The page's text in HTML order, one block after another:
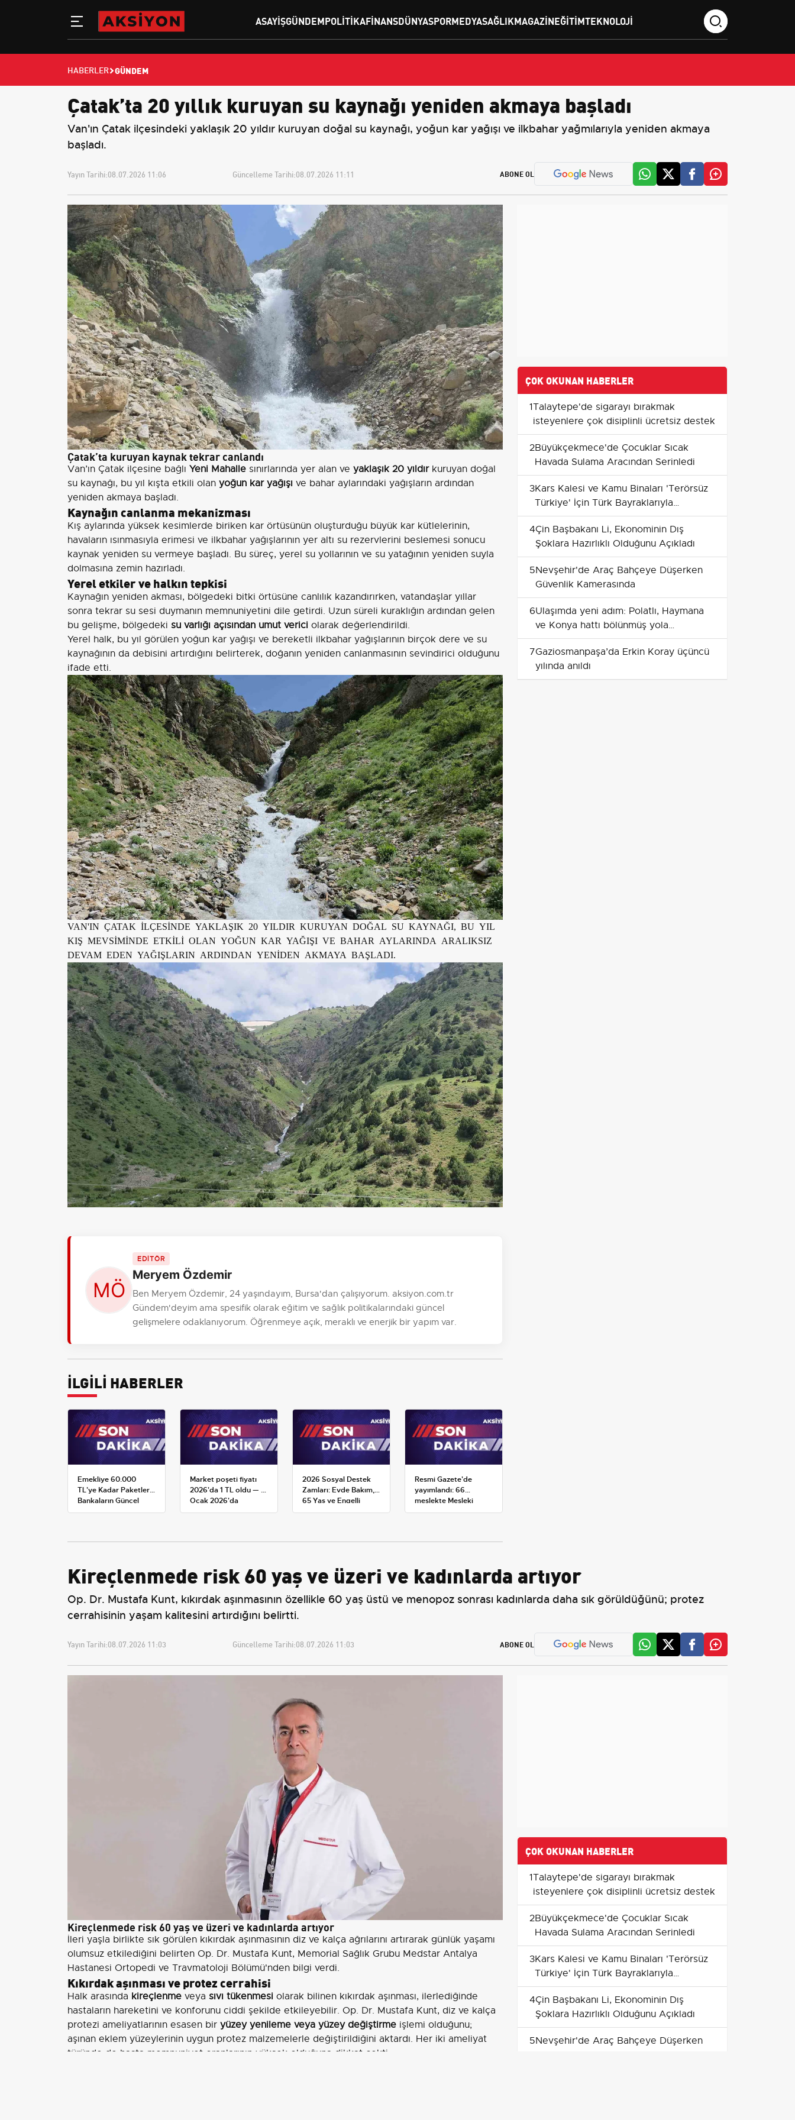
ASAYIŞGÜNDEMPOLITIKAFINANSDÜNYASPORMEDYASAĞLIKMAGAZINEĞITIMTEKNOLOJI
HABERLER GÜNDEM
Çatak’ta 20 yıllık kuruyan su kaynağı yeniden akmaya başladı
Van'ın Çatak ilçesindeki yaklaşık 20 yıldır kuruyan doğal su kaynağı, yoğun kar yağışı ve ilkbahar yağmılarıyla yeniden akmaya
başladı.
Yayın Tarihi:08.07.2026 11:06 Güncelleme Tarihi:08.07.2026 11:11 ABONE OL
Çatak’ta kuruyan kaynak tekrar canlandı
Van’ın Çatak ilçesine bağlı Yeni Mahalle sınırlarında yer alan ve yaklaşık 20 yıldırkuruyan doğal
su kaynağı, bu yıl kışta etkili olan yoğun kar yağışı ve bahar aylarındaki yağışların ardından
yeniden akmaya başladı.
Kaynağın canlanma mekanizması
Kış aylarında yüksek kesimlerde biriken kar örtüsünün oluşturduğu büyük kar kütlelerinin,
havaların ısınmasıyla erimesi ve ilkbahar yağışlarının yer altı su rezervlerini beslemesi sonucu
kaynak yeniden su vermeye başladı. Bu süreç, yerel su yollarının ve su yatağının yeniden suyla
dolmasına zemin hazırladı.
Yerel etkiler ve halkın tepkisi
Kaynağın yeniden akması, bölgedeki bitki örtüsüne canlılık kazandırırken, vatandaşlar yıllar
sonra tekrar su sesi duymanın memnuniyetini dile getirdi. Uzun süreli kuraklığın ardından gelen
bu gelişme, bölgedeki su varlığı açısından umut verici olarak değerlendirildi.
Yerel halk, bu yıl görülen yoğun kar yağışı ve bereketli ilkbahar yağışlarının birçok dere ve su
kaynağının da debisini artırdığını belirterek, doğanın yeniden canlanmasının sevindirici olduğunu
ifade etti.
VAN'IN ÇATAK İLÇESİNDE YAKLAŞIK 20 YILDIR KURUYAN DOĞAL SU KAYNAĞI, BU YIL
KIŞ MEVSİMİNDE ETKİLİ OLAN YOĞUN KAR YAĞIŞI VE BAHAR AYLARINDA ARALIKSIZ
DEVAM EDEN YAĞIŞLARIN ARDINDAN YENİDEN AKMAYA BAŞLADI.
EDİTÖR
Meryem Özdemir
Ben Meryem Özdemir, 24 yaşındayım, Bursa'dan çalışıyorum. aksiyon.com.tr
Gündem'deyim ama spesifik olarak eğitim ve sağlık politikalarındaki güncel
gelişmelere odaklanıyorum. Öğrenmeye açık, meraklı ve enerjik bir yapım var.
İLGİLİ HABERLER
Emekliye 60.000
TL'ye Kadar Paketler:
Bankaların Güncel
Promosyon ve Ek
Market poşeti fiyatı
2026'da 1 TL oldu — 1
Ocak 2026'da
yürürlüğe giren tarife
2026 Sosyal Destek
Zamları: Evde Bakım,
65 Yaş ve Engelli
Maaşlarında Yeni
Resmi Gazete'de
yayımlandı: 66
meslekte Mesleki
Yeterlilik Belgesi
ÇOK OKUNAN HABERLER
1Talaytepe'de sigarayı bırakmak
isteyenlere çok disiplinli ücretsiz destek
2Büyükçekmece'de Çocuklar Sıcak
Havada Sulama Aracından Serinledi
3Kars Kalesi ve Kamu Binaları 'Terörsüz
Türkiye' İçin Türk Bayraklarıyla
Donatıldı
4Çin Başbakanı Li, Ekonominin Dış
Şoklara Hazırlıklı Olduğunu Açıkladı
5Nevşehir'de Araç Bahçeye Düşerken
Güvenlik Kamerasında
6Ulaşımda yeni adım: Polatlı, Haymana
ve Konya hattı bölünmüş yola
kavuşuyor
7Gaziosmanpaşa’da Erkin Koray üçüncü
yılında anıldı
Kireçlenmede risk 60 yaş ve üzeri ve kadınlarda artıyor
Op. Dr. Mustafa Kunt, kıkırdak aşınmasının özellikle 60 yaş üstü ve menopoz sonrası kadınlarda daha sık görüldüğünü; protez
cerrahisinin yaşam kalitesini artırdığını belirtti.
Yayın Tarihi:08.07.2026 11:03 Güncelleme Tarihi:08.07.2026 11:03 ABONE OL
Kireçlenmede risk 60 yaş ve üzeri ve kadınlarda artıyor
İleri yaşla birlikte sık görülen kıkırdak aşınmasının diz ve kalça ağrılarını artırarak günlük yaşamı
olumsuz etkilediğini belirten Op. Dr. Mustafa Kunt, Memorial Sağlık Grubu Medstar Antalya
Hastanesi Ortopedi ve Travmatoloji Bölümü'nden bilgi verdi.
Kıkırdak aşınması ve protez cerrahisi
Halk arasında kireçlenme veya sıvı tükenmesi olarak bilinen kıkırdak aşınması, ilerlediğinde
hastaların hareketini ve konforunu ciddi şekilde etkileyebilir. Op. Dr. Mustafa Kunt, diz ve kalça
protezi ameliyatlarının esasen bir yüzey yenileme veya yüzey değiştirme işlemi olduğunu;
aşınan eklem yüzeylerinin uygun protez malzemelerle değiştirildiğini aktardı. Her iki ameliyat
türünde de hasta memnuniyet oranlarının yüksek olduğuna dikkat çekti.
ÇOK OKUNAN HABERLER
1Talaytepe'de sigarayı bırakmak
isteyenlere çok disiplinli ücretsiz destek
2Büyükçekmece'de Çocuklar Sıcak
Havada Sulama Aracından Serinledi
3Kars Kalesi ve Kamu Binaları 'Terörsüz
Türkiye' İçin Türk Bayraklarıyla
Donatıldı
4Çin Başbakanı Li, Ekonominin Dış
Şoklara Hazırlıklı Olduğunu Açıkladı
5Nevşehir'de Araç Bahçeye Düşerken